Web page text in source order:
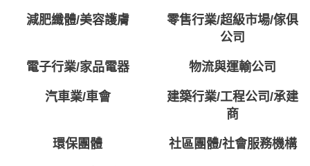
減肥纖體/美容護膚
零售行業/超級市場/傢俱
公司
電子行業/家品電器 物流與運輸公司
汽車業/車會
建築行業/工程公司/承建
商
環保團體 社區團體/社會服務機構